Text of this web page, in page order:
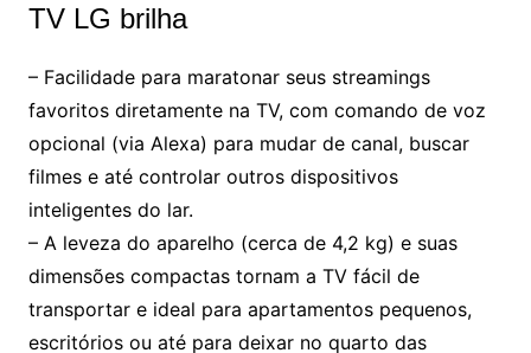
TV LG brilha
– Facilidade para maratonar seus streamings
favoritos diretamente na TV, com comando de voz
opcional (via Alexa) para mudar de canal, buscar
filmes e até controlar outros dispositivos
inteligentes do lar.
– A leveza do aparelho (cerca de 4,2 kg) e suas
dimensões compactas tornam a TV fácil de
transportar e ideal para apartamentos pequenos,
escritórios ou até para deixar no quarto das